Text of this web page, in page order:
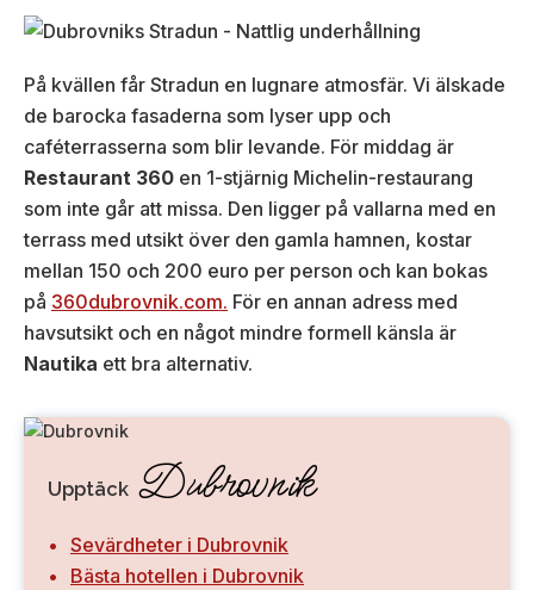
På kvällen får Stradun en lugnare atmosfär. Vi älskade
de barocka fasaderna som lyser upp och
caféterrasserna som blir levande. För middag är
Restaurant 360 en 1-stjärnig Michelin-restaurang
som inte går att missa. Den ligger på vallarna med en
terrass med utsikt över den gamla hamnen, kostar
mellan 150 och 200 euro per person och kan bokas
på 360dubrovnik.com. För en annan adress med
havsutsikt och en något mindre formell känsla är
Nautika ett bra alternativ.
Upptäck Dubrovnik
Sevärdheter i Dubrovnik
Bästa hotellen i Dubrovnik